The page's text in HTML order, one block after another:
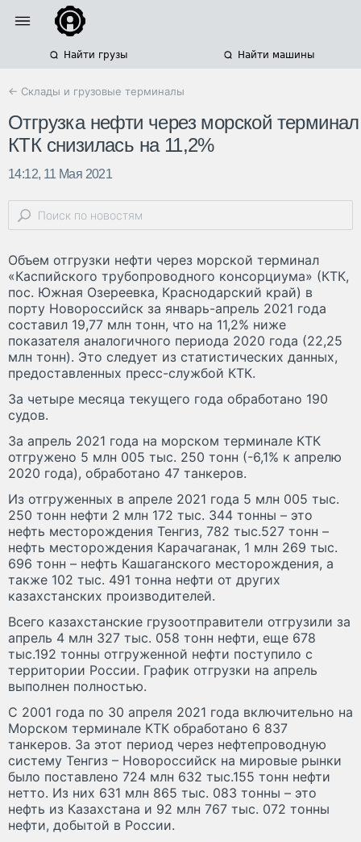
Найти грузы Найти машины
← Склады и грузовые терминалы
Отгрузка нефти через морской терминал
КТК снизилась на 11,2%
14:12, 11 Мая 2021
Объем отгрузки нефти через морской терминал
«Каспийского трубопроводного консорциума» (КТК,
пос. Южная Озереевка, Краснодарский край) в
порту Новороссийск за январь-апрель 2021 года
составил 19,77 млн тонн, что на 11,2% ниже
показателя аналогичного периода 2020 года (22,25
млн тонн). Это следует из статистических данных,
предоставленных пресс-службой КТК.
За четыре месяца текущего года обработано 190
судов.
За апрель 2021 года на морском терминале КТК
отгружено 5 млн 005 тыс. 250 тонн (-6,1% к апрелю
2020 года), обработано 47 танкеров.
Из отгруженных в апреле 2021 года 5 млн 005 тыс.
250 тонн нефти 2 млн 172 тыс. 344 тонны – это
нефть месторождения Тенгиз, 782 тыс.527 тонн –
нефть месторождения Карачаганак, 1 млн 269 тыс.
696 тонн – нефть Кашаганского месторождения, а
также 102 тыс. 491 тонна нефти от других
казахстанских производителей.
Всего казахстанские грузоотправители отгрузили за
апрель 4 млн 327 тыс. 058 тонн нефти, еще 678
тыс.192 тонны отгруженной нефти поступило с
территории России. График отгрузки на апрель
выполнен полностью.
C 2001 года по 30 апреля 2021 года включительно на
Морском терминале КТК обработано 6 837
танкеров. За этот период через нефтепроводную
систему Тенгиз – Новороссийск на мировые рынки
было поставлено 724 млн 632 тыс.155 тонн нефти
нетто. Из них 631 млн 865 тыс. 083 тонны – это
нефть из Казахстана и 92 млн 767 тыс. 072 тонны
нефти, добытой в России.